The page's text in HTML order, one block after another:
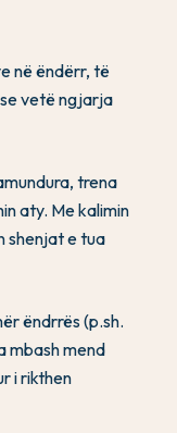
në ëndërr, të
vetë ngjarja
trena
aty. Me kalimin
shenjat e tua
ëndrrës (p.sh.
mbash mend
i rikthen